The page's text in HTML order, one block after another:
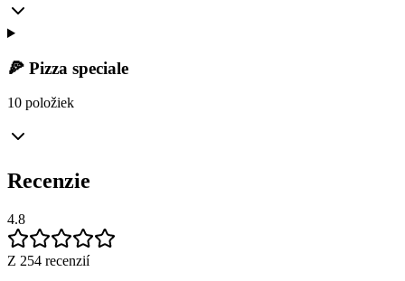
🍕 Pizza speciale
10 položiek
Recenzie
4.8
Z 254 recenzií